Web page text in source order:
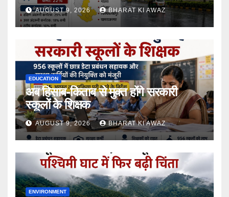
AUGUST 9, 2026 BHARAT KI AWAZ
EDUCATION
अब हिसाब-किताब से मुक्त होंगे सरकारी
स्कूलों के शिक्षक
AUGUST 9, 2026 BHARAT KI AWAZ
ENVIRONMENT